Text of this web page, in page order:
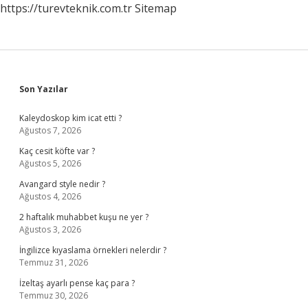
https://turevteknik.com.trSitemap
Sidebar
Son Yazılar
Kaleydoskop kim icat etti ?
Ağustos 7, 2026
Kaç cesit köfte var ?
Ağustos 5, 2026
Avangard style nedir ?
Ağustos 4, 2026
2 haftalık muhabbet kuşu ne yer ?
Ağustos 3, 2026
İngilizce kıyaslama örnekleri nelerdir ?
Temmuz 31, 2026
İzeltaş ayarlı pense kaç para ?
Temmuz 30, 2026